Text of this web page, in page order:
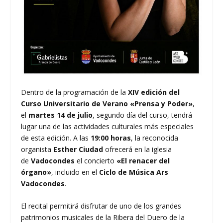
Dentro de la programación de laXIV edición del
Curso Universitario de Verano «Prensa y Poder»,
el martes 14 de julio, segundo día del curso, tendrá
lugar una de las actividades culturales más especiales
de esta edición. A las 19:00 horas, la reconocida
organista Esther Ciudad ofrecerá en la iglesia
deVadocondes el concierto «El renacer del
órgano», incluido en el Ciclo de Música Ars
Vadocondes.
El recital permitirá disfrutar de uno de los grandes
patrimonios musicales de la Ribera del Duero de la